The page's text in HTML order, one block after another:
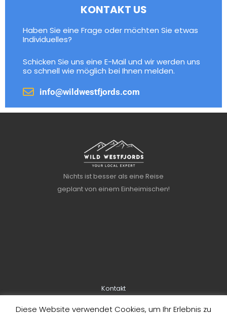
KONTAKT US
Haben Sie eine Frage oder möchten Sie etwas
Individuelles?
Schicken Sie uns eine E-Mail und wir werden uns
so schnell wie möglich bei Ihnen melden.
info@wildwestfjords.com
Nichts ist besser als eine Reise
geplant von einem Einheimischen!
Kontakt
Diese Website verwendet Cookies, um Ihr Erlebnis zu